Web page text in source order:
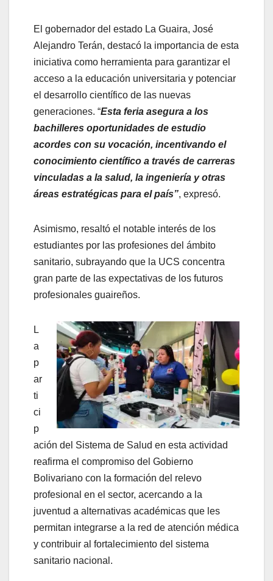
El gobernador del estado La Guaira, José
Alejandro Terán, destacó la importancia de esta
iniciativa como herramienta para garantizar el
acceso a la educación universitaria y potenciar
el desarrollo científico de las nuevas
generaciones. “Esta feria asegura a los
bachilleres oportunidades de estudio
acordes con su vocación, incentivando el
conocimiento científico a través de carreras
vinculadas a la salud, la ingeniería y otras
áreas estratégicas para el país”, expresó.
Asimismo, resaltó el notable interés de los
estudiantes por las profesiones del ámbito
sanitario, subrayando que la UCS concentra
gran parte de las expectativas de los futuros
profesionales guaireños.
L
a
p
ar
ti
ci
p
ación del Sistema de Salud en esta actividad
reafirma el compromiso del Gobierno
Bolivariano con la formación del relevo
profesional en el sector, acercando a la
juventud a alternativas académicas que les
permitan integrarse a la red de atención médica
y contribuir al fortalecimiento del sistema
sanitario nacional.